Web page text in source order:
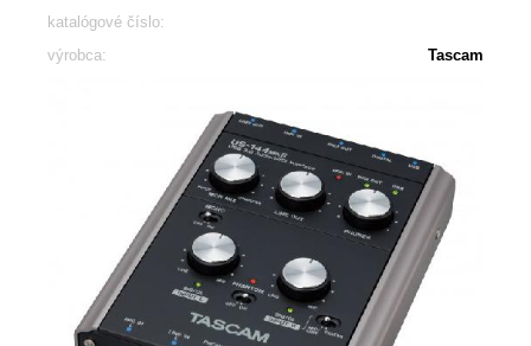
katalógové číslo:
výrobca:
Tascam